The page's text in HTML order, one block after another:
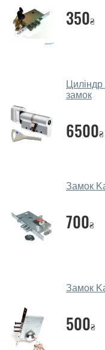
дверей.
Чи
салоні-магазині.
Які
Наші рекомендації
параметрів, бюджету
Так, робимо. Наші
консультацію на
собою каталоги
Скільки
Виклик замірника-
Ви робите
350₴
замок
6500₴
Замок
700₴
Замок
500₴